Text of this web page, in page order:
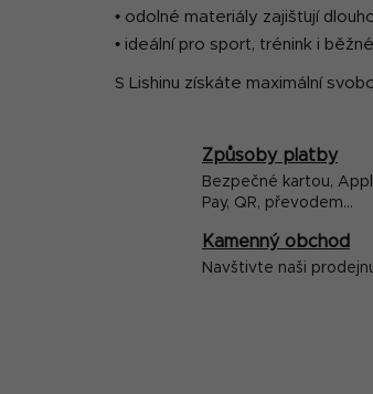
• odolné materiály zajišťují
• ideální pro sport, trénink i
S Lishinu získáte maximální
Způsoby platby
Bezpečné kartou,
Pay, QR, převodem...
Kamenný obchod
Navštivte naši